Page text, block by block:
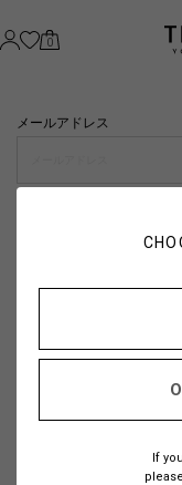
If
0
メールアドレス
こちら